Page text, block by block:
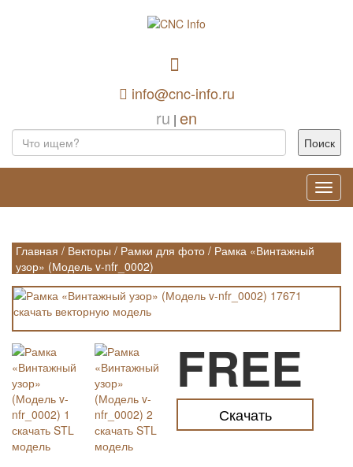
info@cnc-info.ru
ru | en
Главная / Векторы / Рамки для фото / Рамка «Винтажный
узор» (Модель v-nfr_0002)
FREE
Скачать